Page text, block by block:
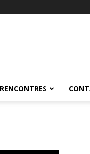
RENCONTRES